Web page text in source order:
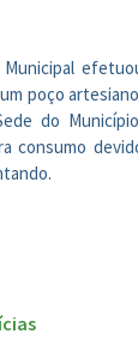
Municipal
poço
do
consumo